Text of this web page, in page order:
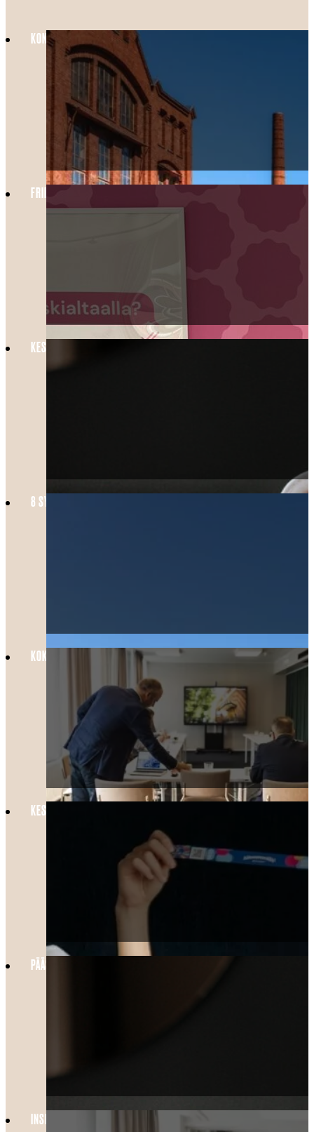
KONEPAJA: HELSINGIN KIINNOSTAVIN KAUPUNGINOSA VUONNA 2026
FRIIDU X FOLKS JÄÄTELÖHUONE
KESÄN HELPOIN PERHELOMA HELSINGISSÄ – FAMILY ROOM VAIN 89 €
8 SYYTÄ VIERAILLA KONEPAJALLA HELSINGISSÄ
KOKOPÄIVÄN KOKOUSPÄIVÄTARJOUS VAIN 70 €/HLÖ !
KESÄ HELSINGISSÄ LASTEN KANSSA: LINNANMÄKI, SEA LIFE JA
PÄÄSIÄINEN HELSINGISSÄ 2026 – TÄYDELLINEN KAUPUNKILOMA KOKO
INSPIROIVA KOKOPÄIVÄN KOKOUS HELSINGISSÄ